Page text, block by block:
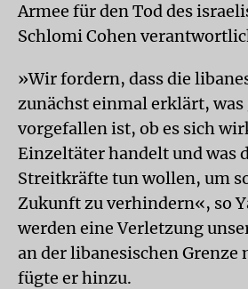
Armee für den Tod des
Schlomi Cohen
»Wir fordern, dass die
zunächst einmal erklärt, was
vorgefallen ist, ob es sich
Einzeltäter handelt und was
Streitkräfte tun wollen, um
Zukunft zu verhindern«, so
werden eine Verletzung
an der libanesischen Grenze
fügte er hinzu.